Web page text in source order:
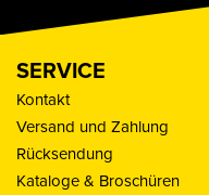
SERVICE
Kontakt
Versand und Zahlung
Rücksendung
Kataloge & Broschüren